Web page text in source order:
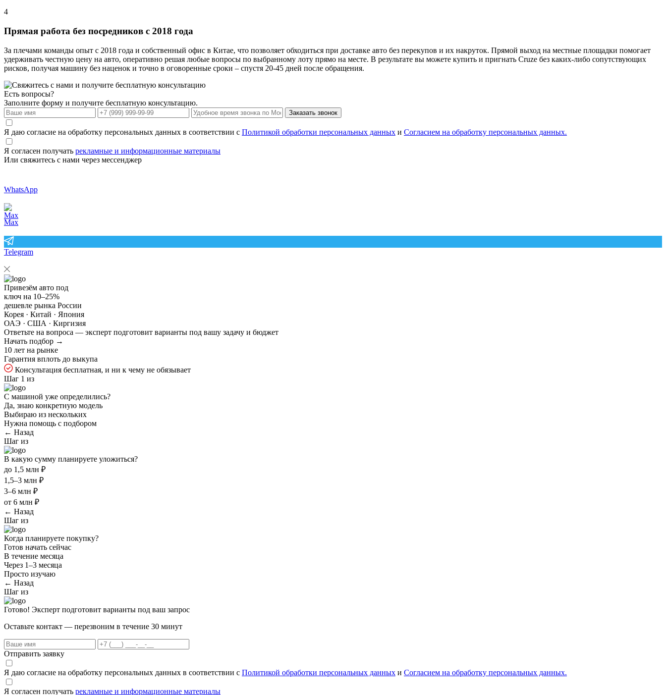
4
Прямая работа без посредников с 2018 года
За плечами команды опыт с 2018 года и собственный офис в Китае, что позволяет обходиться при доставке авто без перекупов и их накруток. Прямой выход на местные площадки помогает
удерживать честную цену на авто, оперативно решая любые вопросы по выбранному лоту прямо на месте. В результате вы можете купить и пригнать Cruze без каких-либо сопутствующих
рисков, получая машину без наценок и точно в оговоренные сроки – спустя 20-45 дней после обращения.
Есть вопросы?
Заполните форму и получите бесплатную консультацию.
Заказать звонок
Я даю согласие на обработку персональных данных в соответствии с Политикой обработки персональных данных и Согласием на обработку персональных данных.
Я согласен получать рекламные и информационные материалы
Или свяжитесь с нами через мессенджер
WhatsApp
Max
Telegram
Привезём авто под
ключ на 10–25%
дешевле рынка России
Корея · Китай · Япония
ОАЭ · США · Киргизия
Ответьте на вопроса — эксперт подготовит варианты под вашу задачу и бюджет
Начать подбор →
10 лет на рынке
Гарантия вплоть до выкупа
Консультация бесплатная, и ни к чему не обязывает
Шаг 1 из
С машиной уже определились?
Да, знаю конкретную модель
Выбираю из нескольких
Нужна помощь с подбором
← Назад
Шаг из
В какую сумму планируете уложиться?
до 1,5 млн ₽
1,5–3 млн ₽
3–6 млн ₽
от 6 млн ₽
← Назад
Шаг из
Когда планируете покупку?
Готов начать сейчас
В течение месяца
Через 1–3 месяца
Просто изучаю
← Назад
Шаг из
Готово! Эксперт подготовит варианты под ваш запрос
Оставьте контакт — перезвоним в течение 30 минут
Отправить заявку
Я даю согласие на обработку персональных данных в соответствии с Политикой обработки персональных данных и Согласием на обработку персональных данных.
Я согласен получать рекламные и информационные материалы